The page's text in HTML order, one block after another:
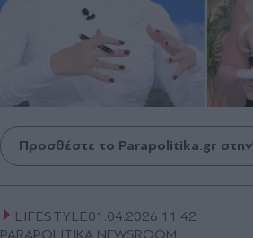
Προσθέστε το Parapolitika.gr στην
LIFESTYLE01.04.2026 11:42
PARAPOLITIKA NEWSROOM